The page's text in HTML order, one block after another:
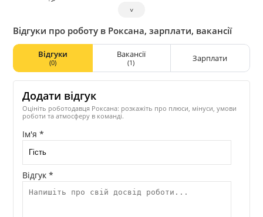
та роздрібними продажами.
˅
Відгуки про роботу в Роксана, зарплати, вакансії
Відгуки
(0)
Вакансії
(1) Зарплати
Додати відгук
Оцініть роботодавця Роксана: розкажіть про плюси, мінуси, умови
роботи та атмосферу в команді.
Ім'я *
Відгук *